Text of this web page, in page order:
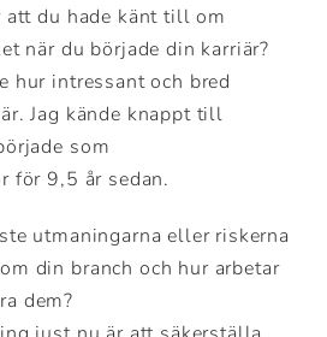
du hade känt till om
när du började din karriär?
hur intressant och bred
Jag kände knappt till
som
för 9,5 år sedan.
utmaningarna eller riskerna
din branch och hur arbetar
dem?